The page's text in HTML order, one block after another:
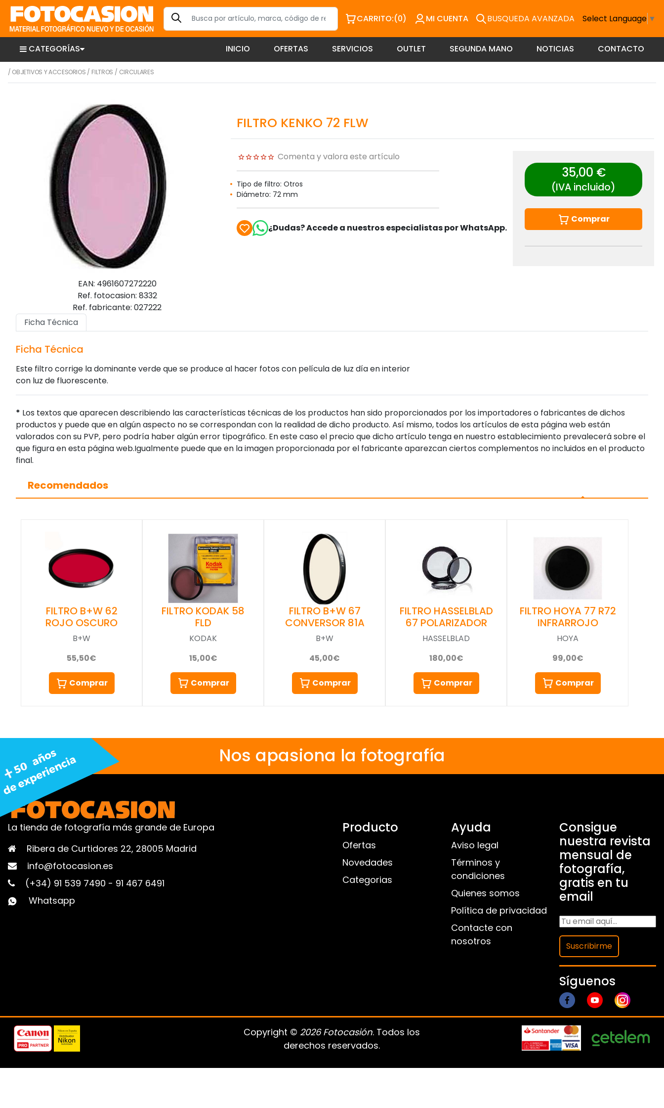
CARRITO:(0) MI CUENTA BUSQUEDA AVANZADA Select Language ▼
CATEGORÍAS INICIO OFERTAS SERVICIOS OUTLET SEGUNDA MANO NOTICIAS CONTACTO
/ OBJETIVOS Y ACCESORIOS / FILTROS / CIRCULARES
EAN: 4961607272220
Ref. fotocasion: 8332
Ref. fabricante: 027222
FILTRO KENKO 72 FLW
Comenta y valora este artículo
Tipo de filtro: Otros
Diámetro: 72 mm
¿Dudas? Accede a nuestros especialistas por WhatsApp.
35,00 €
(IVA incluido)
Comprar
Ficha Técnica
Ficha Técnica
Este filtro corrige la dominante verde que se produce al hacer fotos con película de luz día en interior
con luz de fluorescente.
* Los textos que aparecen describiendo las características técnicas de los productos han sido proporcionados por los importadores o fabricantes de dichos
productos y puede que en algún aspecto no se correspondan con la realidad de dicho producto. Así mismo, todos los artículos de esta página web están
valorados con su PVP, pero podría haber algún error tipográfico. En este caso el precio que dicho artículo tenga en nuestro establecimiento prevalecerá sobre el
que figura en esta página web.Igualmente puede que en la imagen proporcionada por el fabricante aparezcan ciertos complementos no incluidos en el producto
final.
Recomendados
FILTRO B+W 62
ROJO OSCURO
B+W
55,50€
Comprar
FILTRO KODAK 58
FLD
KODAK
15,00€
Comprar
FILTRO B+W 67
CONVERSOR 81A
B+W
45,00€
Comprar
FILTRO HASSELBLAD
67 POLARIZADOR
HASSELBLAD
180,00€
Comprar
FILTRO HOYA 77 R72
INFRARROJO
HOYA
99,00€
Comprar
Nos apasiona la fotografía
La tienda de fotografía más grande de Europa
Ribera de Curtidores 22, 28005 Madrid
info@fotocasion.es
(+34) 91 539 7490 - 91 467 6491
Whatsapp
Producto
Ofertas
Novedades
Categorias
Ayuda
Aviso legal
Términos y
condiciones
Quienes somos
Política de privacidad
Contacte con
nosotros
Consigue
nuestra revista
mensual de
fotografía,
gratis en tu
email
Suscribirme
Síguenos
Copyright © 2026 Fotocasión. Todos los
derechos reservados.